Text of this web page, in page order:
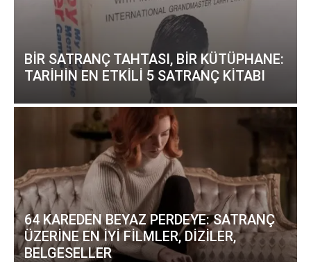
BİR SATRANÇ TAHTASI, BİR KÜTÜPHANE:
TARİHİN EN ETKİLİ 5 SATRANÇ KİTABI
64 KAREDEN BEYAZ PERDEYE: SATRANÇ
ÜZERİNE EN İYİ FİLMLER, DİZİLER,
BELGESELLER